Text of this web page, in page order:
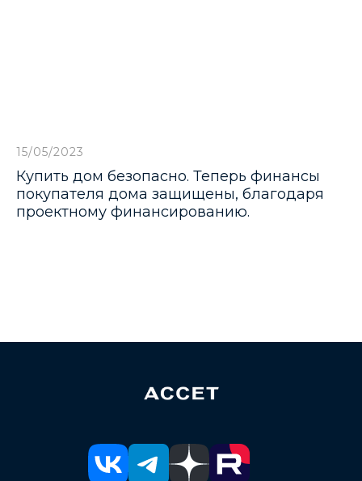
15/05/2023
Купить дом безопасно. Теперь финансы
покупателя дома защищены, благодаря
проектному финансированию.